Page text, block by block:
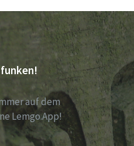
auf dem
Lemgo.App!